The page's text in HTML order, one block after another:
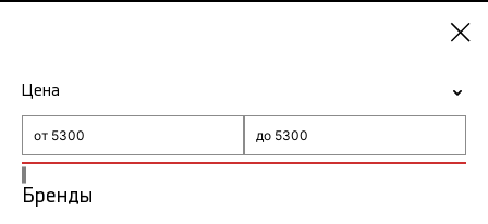
-15% на ткани по промокоду NY15
ГлавнаяТкань Gucci
Цена
Бренды